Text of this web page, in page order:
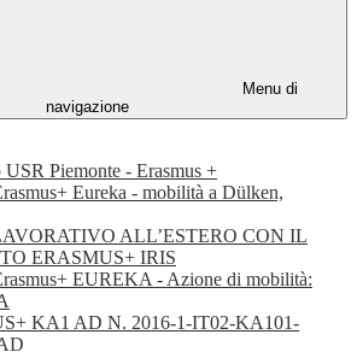
Menu di
navigazione
USR Piemonte - Erasmus +
Eureka - mobilità a Dülken,
ALL’ESTERO CON IL
ERASMUS+ IRIS
EUREKA - Azione di mobilità:
KA1 AD N. 2016-1-IT02-KA101-